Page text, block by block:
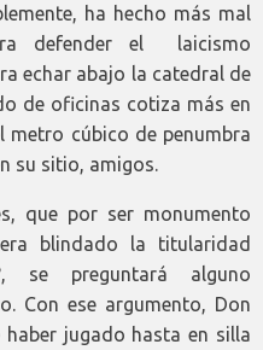
ha hecho más mal
defender el laicismo
echar abajo la catedral de
de oficinas cotiza más en
cúbico de penumbra
su sitio, amigos.
que por ser monumento
blindado la titularidad
preguntará alguno
Con ese argumento, Don
jugado hasta en silla